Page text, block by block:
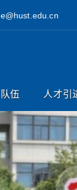
伍 人才引